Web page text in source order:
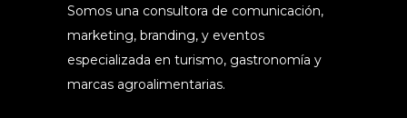
Somos una consultora de comunicación,
marketing, branding, y eventos
especializada en turismo, gastronomía y
marcas agroalimentarias.